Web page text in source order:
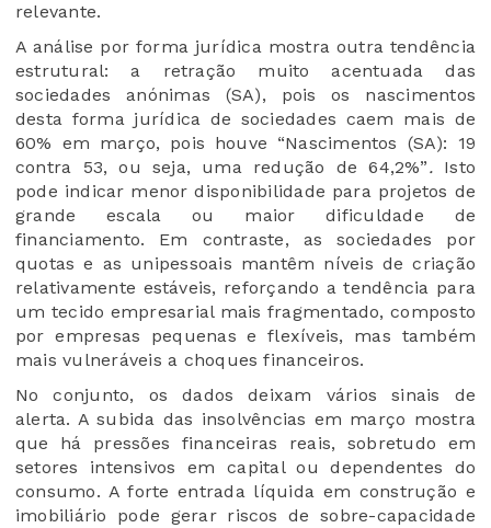
relevante.
A análise por forma jurídica mostra outra tendência
estrutural: a retração muito acentuada das
sociedades anónimas (SA), pois os nascimentos
desta forma jurídica de sociedades caem mais de
60% em março, pois houve “Nascimentos (SA): 19
contra 53, ou seja, uma redução de 64,2%”.Isto
pode indicar menor disponibilidade para projetos de
grande escala ou maior dificuldade de
financiamento. Em contraste, as sociedades por
quotas e as unipessoais mantêm níveis de criação
relativamente estáveis, reforçando a tendência para
um tecido empresarial mais fragmentado, composto
por empresas pequenas e flexíveis, mas também
mais vulneráveis a choques financeiros.
No conjunto, os dados deixam vários sinais de
alerta. A subida das insolvências em março mostra
que há pressões financeiras reais, sobretudo em
setores intensivos em capital ou dependentes do
consumo. A forte entrada líquida em construção e
imobiliário pode gerar riscos de sobre-capacidade